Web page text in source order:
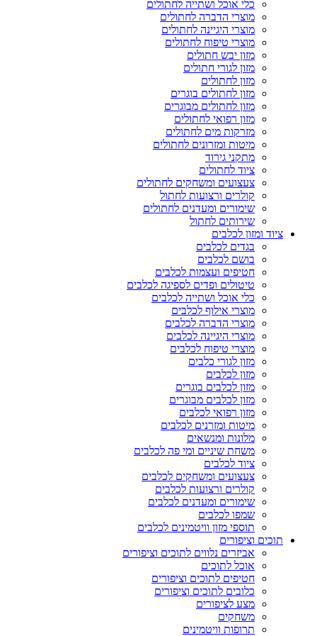
כלי אוכל ושתייה לחתולים
מוצרי הדברה לחתולים
מוצרי היגיינה לחתולים
מוצרי טיפוח לחתולים
מזון יבש חתולים
מזון לגורי חתולים
מזון לחתולים
מזון לחתולים בוגרים
מזון לחתולים מבוגרים
מזון רפואי לחתולים
מזרקות מים לחתולים
מיטות ומזרונים לחתולים
מתקני גירוד
ציוד לחתולים
צעצועים ומשחקים לחתולים
קולרים ורצועות לחתול
שימורים ומעדנים לחתולים
שירותים לחתול
ציוד ומזון לכלבים
בגדים לכלבים
בושם לכלבים
חטיפים ועצמות לכלבים
טיטולים ופדים לספיגה לכלבים
כלי אוכל ושתייה לכלבים
מוצרי אילוף לכלבים
מוצרי הדברה לכלבים
מוצרי היגיינה לכלבים
מוצרי טיפוח לכלבים
מזון לגורי כלבים
מזון לכלבים
מזון לכלבים בוגרים
מזון לכלבים מבוגרים
מזון רפואי לכלבים
מיטות ומזרנים לכלבים
מלונות ומנשאים
משחת שיניים ומי פה לכלבים
ציוד לכלבים
צעצועים ומשחקים לכלבים
קולרים ורצועות לכלבים
שימורים ומעדנים לכלבים
שמפו לכלבים
תוספי מזון וויטמינים לכלבים
תוכים וציפורים
אביזרים נלווים לתוכים וציפורים
אוכל לתוכים
חטיפים לתוכים וציפורים
כלובים לתוכים וציפורים
מצע לציפורים
משחקים
תרופות וויטמינים